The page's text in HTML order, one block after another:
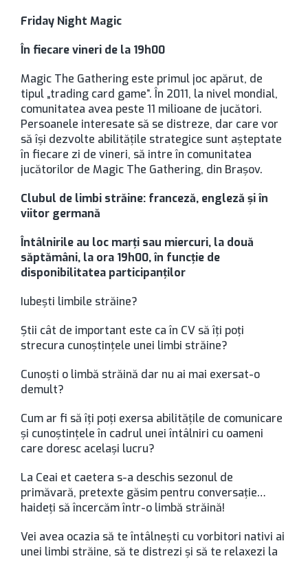
Friday Night Magic
În fiecare vineri de la 19h00
Magic The Gathering este primul joc apărut, de
tipul „trading card game”. În 2011, la nivel mondial,
comunitatea avea peste 11 milioane de jucători.
Persoanele interesate să se distreze, dar care vor
să își dezvolte abilitățile strategice sunt așteptate
în fiecare zi de vineri, să intre în comunitatea
jucătorilor de Magic The Gathering, din Brașov.
Clubul de limbi străine: franceză, engleză și în
viitor germană
Întâlnirile au loc marți sau miercuri, la două
săptămâni, la ora 19h00, în funcție de
disponibilitatea participanților
Iubești limbile străine?
Știi cât de important este ca în CV să îți poți
strecura cunoștințele unei limbi străine?
Cunoști o limbă străină dar nu ai mai exersat-o
demult?
Cum ar fi să îți poți exersa abilitățile de comunicare
și cunoștințele în cadrul unei întâlniri cu oameni
care doresc același lucru?
La Ceai et caetera s-a deschis sezonul de
primăvară, pretexte găsim pentru conversație…
haideți să încercăm într-o limbă străină!
Vei avea ocazia să te întâlnești cu vorbitori nativi ai
unei limbi străine, să te distrezi și să te relaxezi la